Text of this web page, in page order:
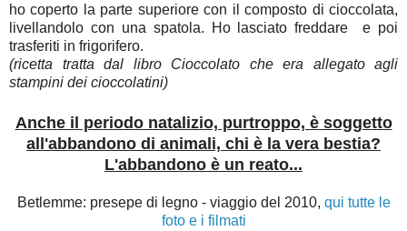
ho coperto la parte superiore con il composto di cioccolata,
livellandolo con una spatola. Ho lasciato freddare e poi
trasferiti in frigorifero.
(ricetta tratta dal libro Cioccolato che era allegato agli
stampini dei cioccolatini)
Anche il periodo natalizio, purtroppo, è soggetto
all'abbandono di animali, chi è la vera bestia?
L'abbandono è un reato...
Betlemme: presepe di legno - viaggio del 2010, qui tutte le
foto e i filmati